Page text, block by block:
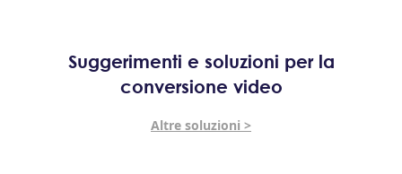
Suggerimenti e soluzioni per la
conversione video
Altre soluzioni >